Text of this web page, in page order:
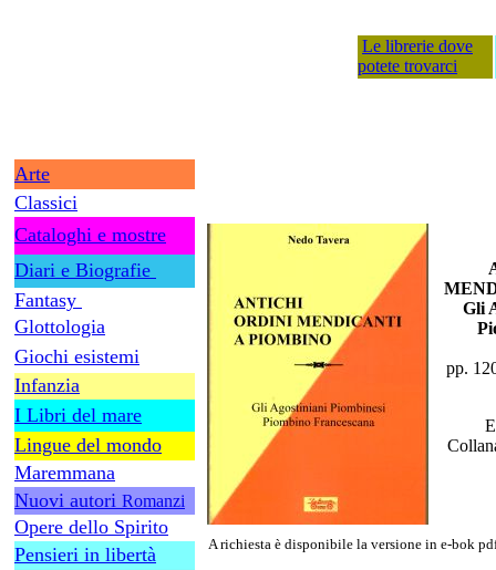
Arte
Classici
Cataloghi e mostre
Diari e Biografie
Fantasy
Glottologia
Giochi esistemi
Infanzia
I Libri del mare
Lingue del mondo
Maremmana
Nuovi autori Romanzi
Opere dello Spirito
Pensieri in libertà
Le librerie dove
potete trovarci
Gli
pp.
A richiesta è disponibile la versione in e-bok